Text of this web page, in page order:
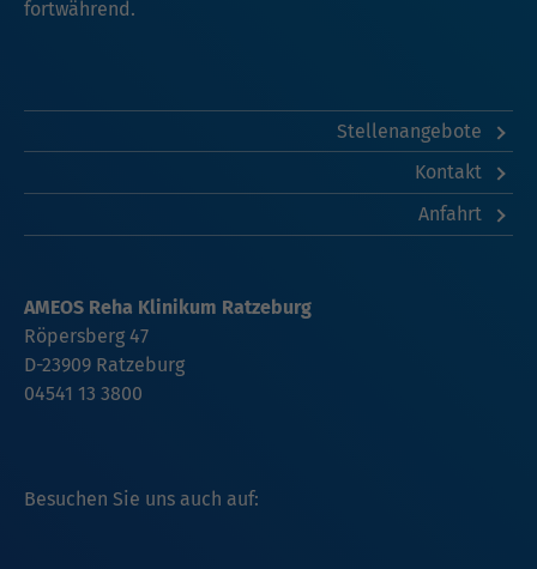
fortwährend.
Stellenangebote
Kontakt
Anfahrt
Besuchen Sie uns auch auf:
AMEOS Reha Klinikum Ratzeburg
Röpersberg 47
D-23909 Ratzeburg
04541 13 3800